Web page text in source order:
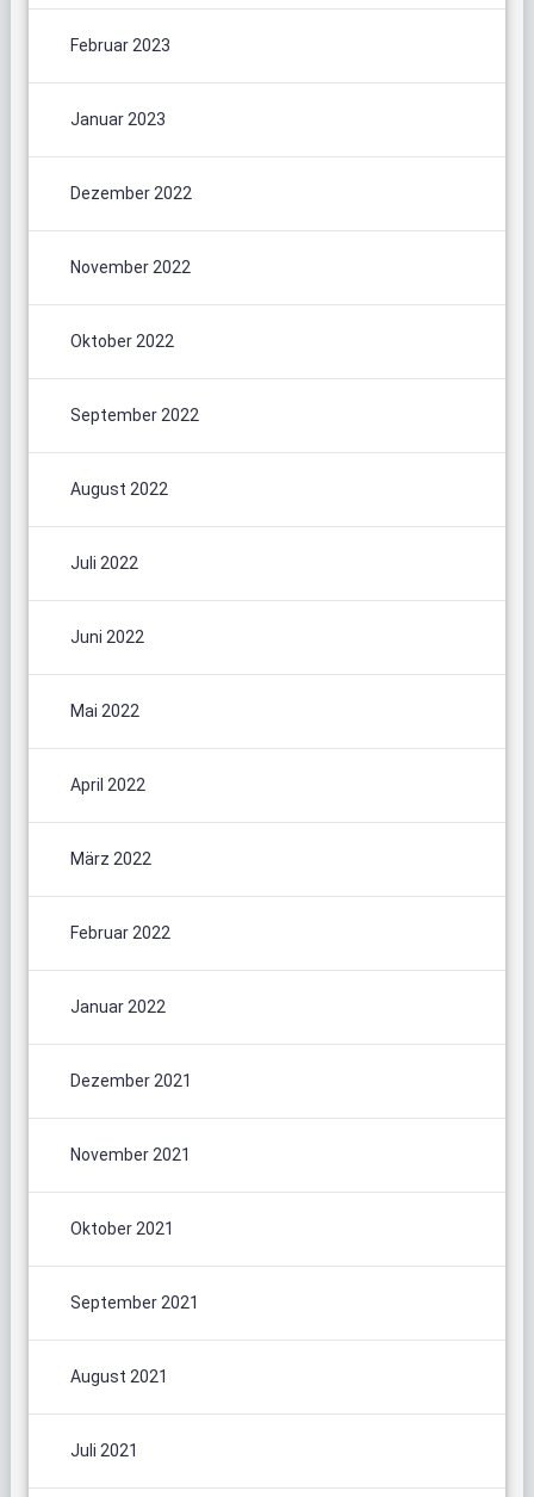
Februar 2023
Januar 2023
Dezember 2022
November 2022
Oktober 2022
September 2022
August 2022
Juli 2022
Juni 2022
Mai 2022
April 2022
März 2022
Februar 2022
Januar 2022
Dezember 2021
November 2021
Oktober 2021
September 2021
August 2021
Juli 2021